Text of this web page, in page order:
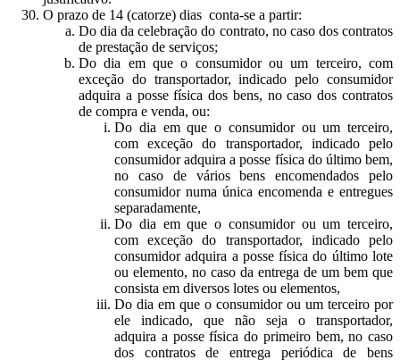
O prazo de 14 (catorze) dias conta-se a partir:
Do dia da celebração do contrato, no caso dos contratos
de prestação de serviços;
Do dia em que o consumidor ou um terceiro, com
exceção do transportador, indicado pelo consumidor
adquira a posse física dos bens, no caso dos contratos
de compra e venda, ou:
Do dia em que o consumidor ou um terceiro,
com exceção do transportador, indicado pelo
consumidor adquira a posse física do último bem,
no caso de vários bens encomendados pelo
consumidor numa única encomenda e entregues
separadamente,
Do dia em que o consumidor ou um terceiro,
com exceção do transportador, indicado pelo
consumidor adquira a posse física do último lote
ou elemento, no caso da entrega de um bem que
consista em diversos lotes ou elementos,
Do dia em que o consumidor ou um terceiro por
ele indicado, que não seja o transportador,
adquira a posse física do primeiro bem, no caso
dos contratos de entrega periódica de bens